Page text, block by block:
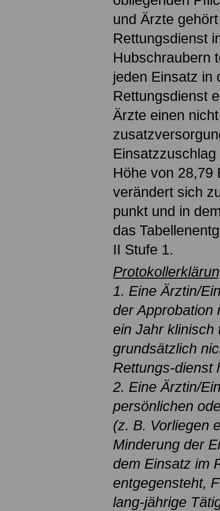
und Ärzte
Rettungsdienst
Hubschraubern
jeden Einsatz in
Rettungsdienst
Ärzte einen nicht
Höhe von 28,79
verändert sich
punkt und in
das
II Stufe 1.
1. Eine Ärztin/
der Approbation
ein Jahr klinisch
grundsätzlich
Rettungs-dienst
2. Eine Ärztin/
persönlichen
(z. B. Vorliegen
Minderung der
dem Einsatz im
entgegensteht,
lang-jährige